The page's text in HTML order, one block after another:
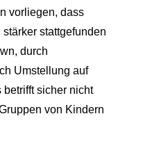
vorliegen, dass
stattgefunden
durch
Umstellung auf
sicher nicht
von Kindern